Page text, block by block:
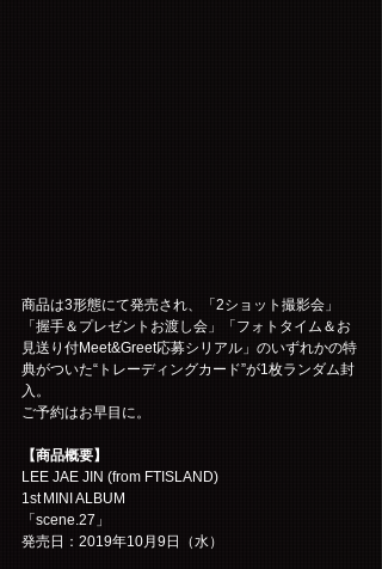
商品は3形態にて発売され、「2ショット撮影会」
「握手＆プレゼントお渡し会」「フォトタイム＆お
見送り付Meet&Greet応募シリアル」のいずれかの特
典がついた“トレーディングカード”が1枚ランダム封
入。
ご予約はお早目に。
【商品概要】
LEE JAE JIN (from FTISLAND)
1st MINI ALBUM
「scene.27」
発売日：2019年10月9日（水）